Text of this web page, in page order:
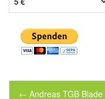
← Andreas TGB Blade